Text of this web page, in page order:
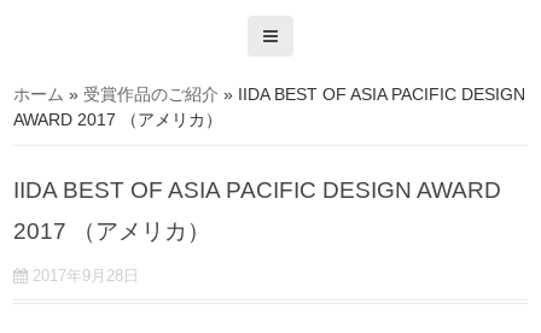
ホーム »受賞作品のご紹介 » IIDA BEST OF ASIA PACIFIC DESIGN
AWARD 2017 （アメリカ）
IIDA BEST OF ASIA PACIFIC DESIGN AWARD
2017 （アメリカ）
2017年9月28日